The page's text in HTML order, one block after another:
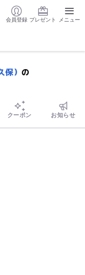
会員登録 プレゼント メニュー
保）の
クーポン お知らせ